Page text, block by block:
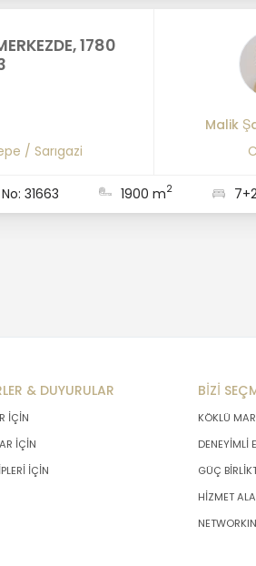
1780
/ Sarıgazi
Malik
31663 1900 m2
& DUYURULAR
İÇİN
İÇİN
İÇİN
BİZİ
KÖKLÜ
DENEYİMLİ
GÜÇ
HİZMET